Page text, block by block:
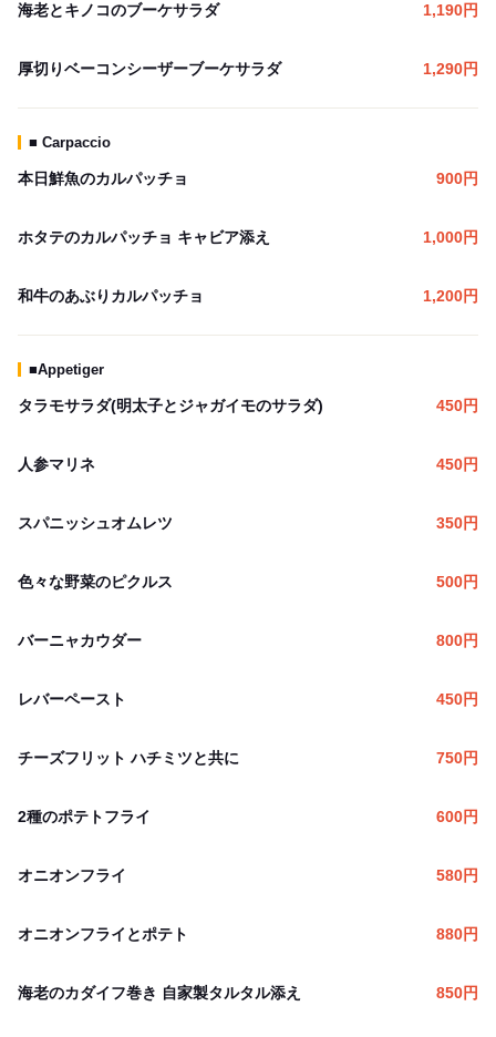
海老とキノコのブーケサラダ 1,190円
厚切りベーコンシーザーブーケサラダ 1,290円
■ Carpaccio
本日鮮魚のカルパッチョ 900円
ホタテのカルパッチョ キャビア添え 1,000円
和牛のあぶりカルパッチョ 1,200円
■Appetiger
タラモサラダ(明太子とジャガイモのサラダ) 450円
人参マリネ 450円
スパニッシュオムレツ 350円
色々な野菜のピクルス 500円
バーニャカウダー 800円
レバーペースト 450円
チーズフリット ハチミツと共に 750円
2種のポテトフライ 600円
オニオンフライ 580円
オニオンフライとポテト 880円
海老のカダイフ巻き 自家製タルタル添え 850円